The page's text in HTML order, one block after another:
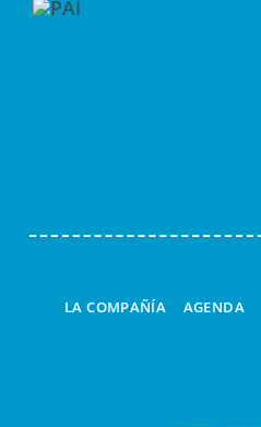
LA COMPAÑÍA AGENDA